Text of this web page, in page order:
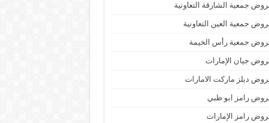
جمعية الشارقة التعاونية
جمعية العين التعاونية
جمعية رأس الخيمة
جيان الإمارات
ديلز ماركت الامارات
رامز ابو ظبي
رامز الإمارات